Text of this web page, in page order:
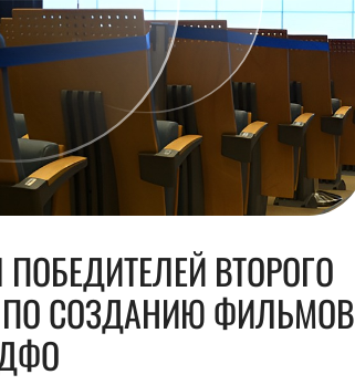
ВТОРОГО
ПО СОЗДАНИЮ ФИЛЬМОВ